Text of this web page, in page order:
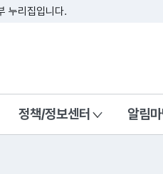
누리집입니다.
정책/정보센터 알림